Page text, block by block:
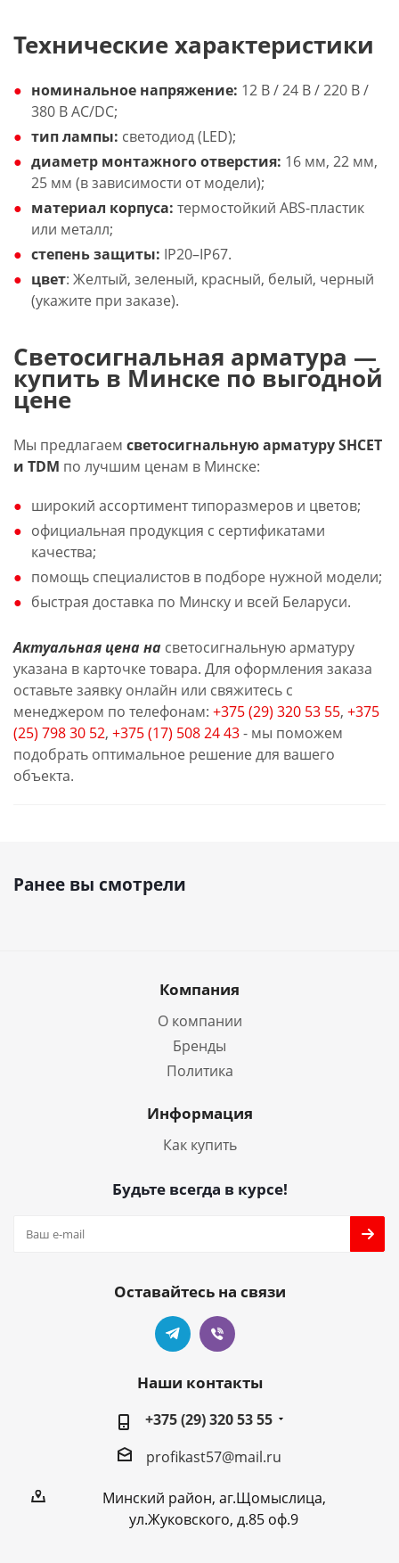
Технические характеристики
номинальное напряжение: 12 В / 24 В / 220 В /
380 В AC/DC;
тип лампы: светодиод (LED);
диаметр монтажного отверстия: 16 мм, 22 мм,
25 мм (в зависимости от модели);
материал корпуса: термостойкий ABS-пластик
или металл;
степень защиты: IP20–IP67.
цвет: Желтый, зеленый, красный, белый, черный
(укажите при заказе).
Светосигнальная арматура —
купить в Минске по выгодной
цене
Мы предлагаем светосигнальную арматуру SHCET
и TDM по лучшим ценам в Минске:
широкий ассортимент типоразмеров и цветов;
официальная продукция с сертификатами
качества;
помощь специалистов в подборе нужной модели;
быстрая доставка по Минску и всей Беларуси.
Актуальная цена на светосигнальную арматуру
указана в карточке товара. Для оформления заказа
оставьте заявку онлайн или свяжитесь с
менеджером по телефонам: +375 (29) 320 53 55, +375
(25) 798 30 52, +375 (17) 508 24 43- мы поможем
подобрать оптимальное решение для вашего
объекта.
Ранее вы смотрели
Компания
О компании
Бренды
Политика
Информация
Как купить
Будьте всегда в курсе!
Оставайтесь на связи
Наши контакты
+375 (29) 320 53 55
profikast57@mail.ru
Минский район, аг.Щомыслица,
ул.Жуковского, д.85 оф.9